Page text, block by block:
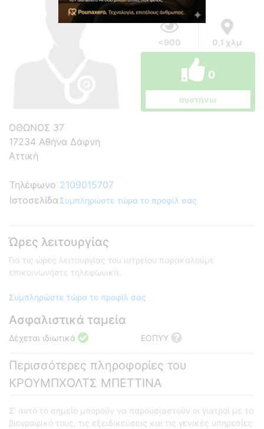
<900 0,1 χλμ
0
συστήνω
ΟΘΩΝΟΣ 37
17234 Αθήνα Δάφνη
Αττική
Τηλέφωνο 2109015707
Ιστοσελίδα Συμπληρώστε τώρα το προφίλ σας
Ώρες λειτουργίας
Για τις ώρες λειτουργίας του ιατρείου παρακαλούμε
επικοινωνήστε τηλεφωνικά.
Συμπληρώστε τώρα το προφίλ σας
Ασφαλιστικά ταμεία
Δέχεται ιδιωτικά ΕΟΠΥΥ
Περισσότερες πληροφορίες του
ΚΡΟΥΜΠΧΟΛΤΣ ΜΠΕΤΤΙΝΑ
Σ' αυτό το σημείο μπορούν να παρουσιαστούν οι γιατροί με το
βιογραφικό τους, τις εξειδικεύσεις και τις γενικές υπηρεσίες